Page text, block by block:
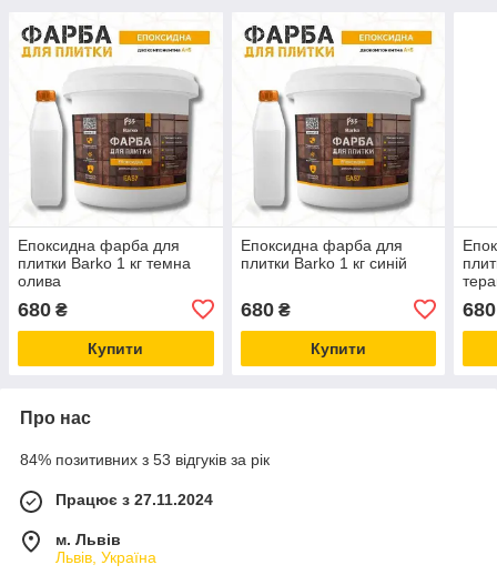
Епоксидна фарба для
плитки Barko 1 кг темна
олива
680 ₴
Купити
Епоксидна фарба для
плитки Barko 1 кг синій
680₴
Купити
680
Про нас
84% позитивних з 53 відгуків за рік
Працює з 27.11.2024
м. Львів
Львів, Україна